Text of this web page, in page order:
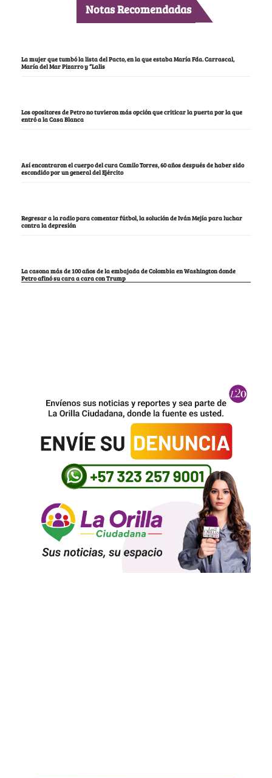
Notas Recomendadas
La mujer que tumbó la lista del Pacto, en la que estaba María Fda. Carrascal,
María del Mar Pizarro y “Lalis
Los opositores de Petro no tuvieron más opción que criticar la puerta por la que
entró a la Casa Blanca
Así encontraron el cuerpo del cura Camilo Torres, 60 años después de haber sido
escondido por un general del Ejército
Regresar a la radio para comentar fútbol, la solución de Iván Mejía para luchar
contra la depresión
La casona más de 100 años de la embajada de Colombia en Washington donde
Petro afinó su cara a cara con Trump